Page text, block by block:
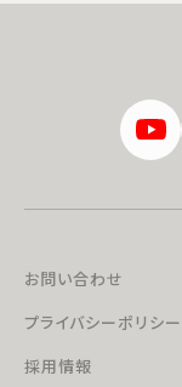
お問い合わせ
プライバシーポリシー
採用情報